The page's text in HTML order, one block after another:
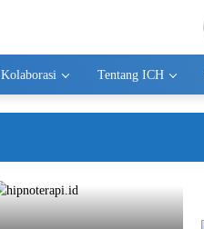
Kolaborasi Tentang ICH